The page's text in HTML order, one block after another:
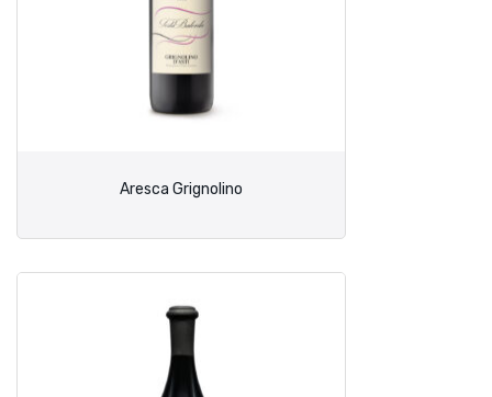
Aresca Grignolino